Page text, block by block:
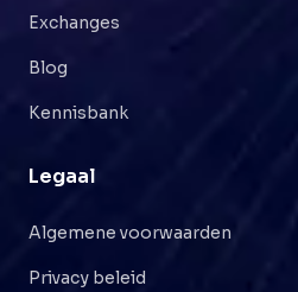
Exchanges
Blog
Kennisbank
Legaal
Algemene voorwaarden
Privacy beleid